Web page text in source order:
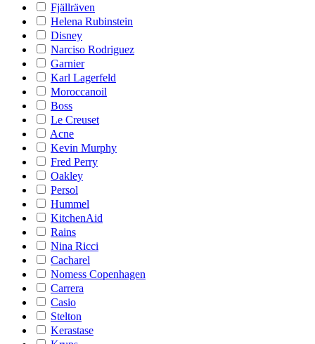
Fjällräven
Helena Rubinstein
Disney
Narciso Rodriguez
Garnier
Karl Lagerfeld
Moroccanoil
Boss
Le Creuset
Acne
Kevin Murphy
Fred Perry
Oakley
Persol
Hummel
KitchenAid
Rains
Nina Ricci
Cacharel
Nomess Copenhagen
Carrera
Casio
Stelton
Kerastase